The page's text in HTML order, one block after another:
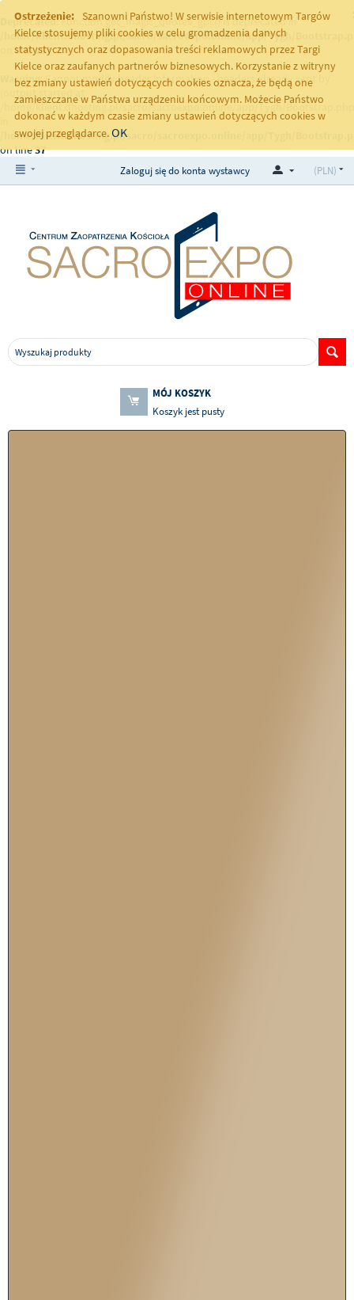
Deprecated: Function get_magic_quotes_gpc() is deprecated in
/home/klient.dhosting.pl/sacro/sacroexpo.online/app/Tygh/
on line251
Warning: Cannot modify header information - headers already sent by
(output started at
/home/klient.dhosting.pl/sacro/sacroexpo.online/app/Tygh/
/home/klient.dhosting.pl/sacro/sacroexpo.online/app/Tygh/
on line37
Ostrzeżenie:
Szanowni Państwo! W serwisie internetowym Targów
Kielce stosujemy pliki cookies w celu gromadzenia danych
statystycznych oraz dopasowania treści reklamowych przez Targi
Kielce oraz zaufanych partnerów biznesowych. Korzystanie z witryny
bez zmiany ustawień dotyczących cookies oznacza, że będą one
zamieszczane w Państwa urządzeniu końcowym. Możecie Państwo
dokonać w każdym czasie zmiany ustawień dotyczących cookies w
swojej przeglądarce.OK
(PLN)
Zaloguj się do konta wystawcy
MÓJ KOSZYK
Koszyk jest pusty